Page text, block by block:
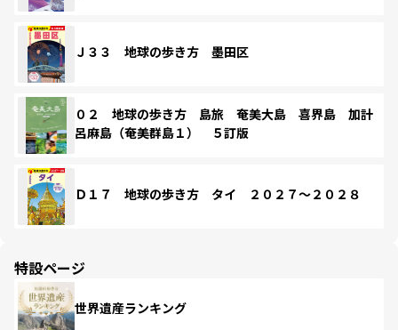
Ｊ３３ 地球の歩き方 墨田区
０２ 地球の歩き方 島旅 奄美大島 喜界島 加計
呂麻島（奄美群島１） ５訂版
Ｄ１７ 地球の歩き方 タイ ２０２７～２０２８
特設ページ
世界遺産ランキング